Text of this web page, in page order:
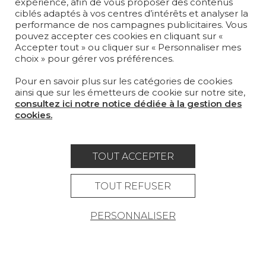
LA MAISON
OÙ NOUS TROUVER ?
Politique générale de protection des
données
Condtions générales de vente
Espace presse
ciblés adaptés à vos centres d’intérêts et analyser la
performance de nos campagnes publicitaires. Vous
pouvez accepter ces cookies en cliquant sur «
Accepter tout » ou cliquer sur « Personnaliser mes
choix » pour gérer vos préférences.
Pour en savoir plus sur les catégories de cookies
ainsi que sur les émetteurs de cookie sur notre site,
consultez ici notre notice dédiée à la gestion des
cookies.
TOUT ACCEPTER
TOUT REFUSER
PERSONNALISER